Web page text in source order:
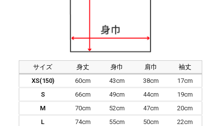
サイズ 身丈 身巾 肩巾
袖丈
XS(150)
60cm 43cm 38cm
17cm
S
66cm 49cm 44cm
19cm
M
70cm 52cm 47cm
20cm
L
74cm 55cm 50cm
22cm